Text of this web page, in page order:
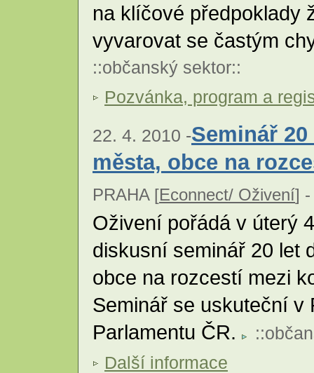
na klíčové předpoklady
vyvarovat se častým
::občanský sektor::
Pozvánka, program a
22. 4. 2010 -Seminář
města, obce na
PRAHA [Econnect/ Oživení] -
Oživení pořádá v úterý
diskusní seminář 20 let
obce na rozcestí mezi
Seminář se uskuteční v
Parlamentu ČR.
::
Další informace